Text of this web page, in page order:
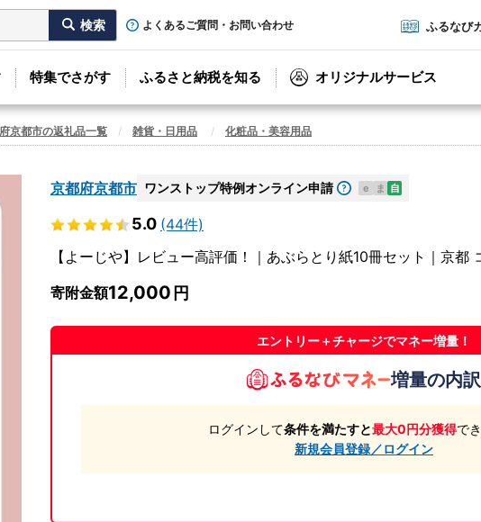
よくあるご質問・お問い合わせ ふるなび
特集でさがす ふるさと納税を知る オリジナルサービス
京都市の返礼品一覧 雑貨・日用品 化粧品・美容用品
京都府京都市 ワンストップ特例オンライン申請 e ま 自
5.0 (44件)
【よーじや】レビュー高評価！｜あぶらとり紙10冊セット｜京都
寄附金額12,000
エントリー＋チャージでマネー増量！
増量の内訳
ログインして条件を満たすと最大0円分獲得で
新規会員登録／ログイン